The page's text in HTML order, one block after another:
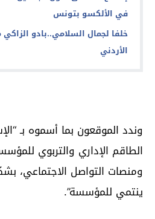
في الألكسو بتونس
خلفا لجمال السلامي..بادو الزاكي
الأردني
وندد الموقعون بما أسموه بـ
الطاقم الإداري والتربوي
ومنصات التواصل
ينتمي للمؤسسة”.